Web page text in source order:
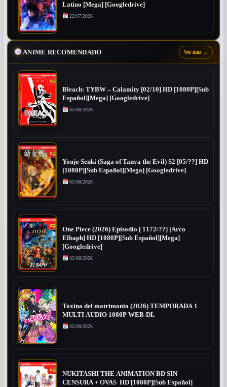
Latino [Mega] [Googledrive]
22/07/2026
ANIME RECOMENDADO Ver más →
Bleach: TYBW – Calamity [02/10] HD [1080P][Sub
Español][Mega] [Googledrive]
05/08/2026
Youjo Senki (Saga of Tanya the Evil) S2 [05/??] HD
[1080P][Sub Español][Mega] [Googledrive]
05/08/2026
One Piece (2026) Episodio [ 1172/??] [Arco
Elbaph] HD [1080P][Sub Español][Mega]
[Googledrive]
05/08/2026
Toxina del matrimonio (2026) TEMPORADA 1
MULTI AUDIO 1080P WEB-DL
05/08/2026
NUKITASHI THE ANIMATION BD SIN
CENSURA + OVAS HD [1080P][Sub Español]